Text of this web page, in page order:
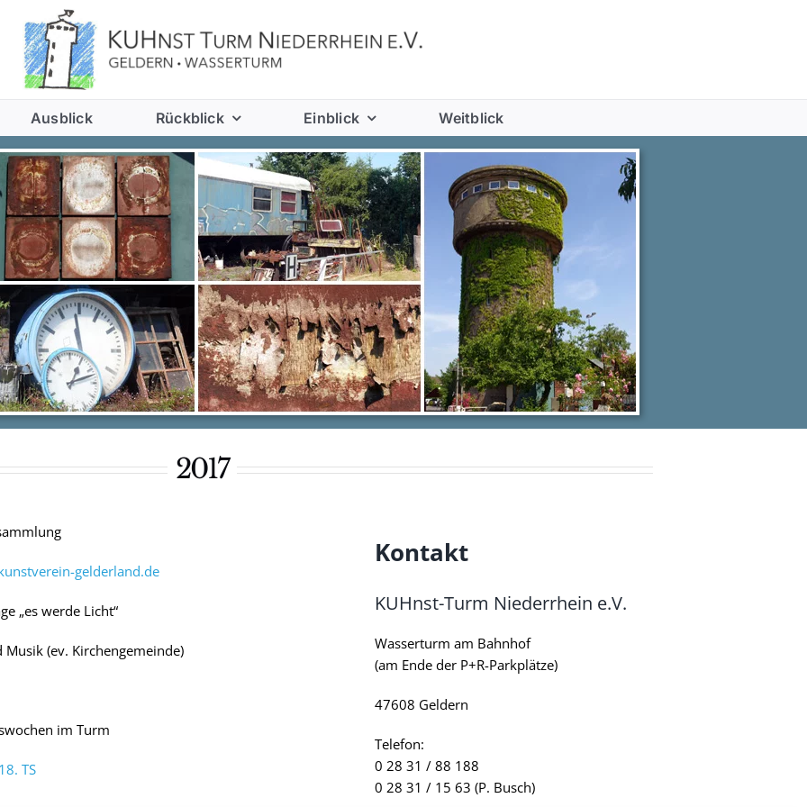
Ausblick Rückblick Einblick Weitblick
2017
gelderland.de
„es werde Licht“
(ev. Kirchengemeinde)
im Turm
18. TS
Kontakt
KUHnst-Turm Niederrhein e.V.
Wasserturm am Bahnhof
(am Ende der P+R-Parkplätze)
47608 Geldern
Telefon:
0 28 31 / 88 188
0 28 31 / 15 63 (P. Busch)